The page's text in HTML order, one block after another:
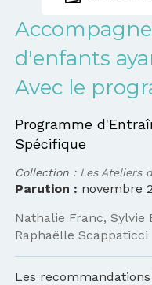
d'enfants
Avec le
Programme
Spécifique
Collection : Les Ateliers
Parution : novembre
Nathalie Franc,Sylvie
Raphaëlle Scappaticci
Les